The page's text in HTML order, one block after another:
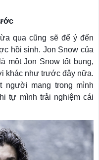
qua cũng sẽ để ý đến
hồi sinh. Jon Snow của
một Jon Snow tốt bụng,
khác như trước đây nữa.
người mang trong mình
tự mình trải nghiệm cái